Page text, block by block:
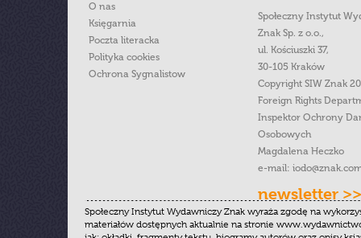
O nas
Księgarnia
Poczta literacka
Polityka cookies
Ochrona Sygnalistow
Społeczny Instytut
Znak Sp. z o.o.,
ul. Kościuszki 37,
30-105 Kraków
Copyright SIW Znak
Foreign Rights
Inspektor Ochrony
Osobowych
Magdalena Heczko
e-mail:
newsletter >>
Społeczny Instytut Wydawniczy Znak wyraża zgodę na
materiałów dostępnych aktualnie na stronie